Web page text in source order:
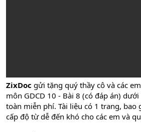
ZixDoc gửi tặng quý thầy cô và các
môn GDCD 10 - Bài 8 (có đáp án)
toàn miễn phí. Tài liệu có 1 trang, bao
cấp độ từ dễ đến khó cho các em và